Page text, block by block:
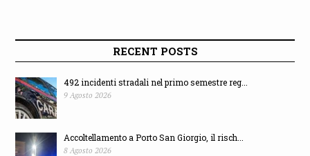
RECENT POSTS
492 incidenti stradali nel primo semestre reg...
9 Agosto 2026
Accoltellamento a Porto San Giorgio, il risch...
8 Agosto 2026